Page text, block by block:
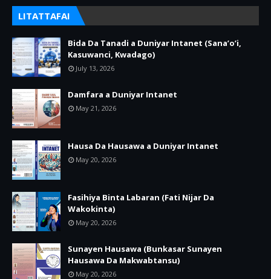
LITATTAFAI
Bida Da Tanadi a Duniyar Intanet (Sana’o’i,
Kasuwanci, Kwadago)
July 13, 2026
Damfara a Duniyar Intanet
May 21, 2026
Hausa Da Hausawa a Duniyar Intanet
May 20, 2026
Fasihiya Binta Labaran (Fati Nijar Da
Wakokinta)
May 20, 2026
Sunayen Hausawa (Bunkasar Sunayen
Hausawa Da Makwabtansu)
May 20, 2026